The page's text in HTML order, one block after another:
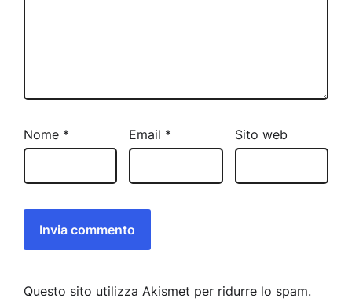
Nome * Email * Sito web
Questo sito utilizza Akismet per ridurre lo spam.